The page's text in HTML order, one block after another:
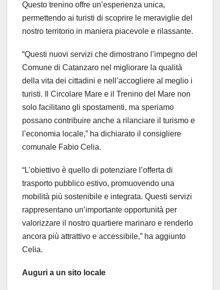
Questo trenino offre un’esperienza unica,
permettendo ai turisti di scoprire le meraviglie del
nostro territorio in maniera piacevole e rilassante.
“Questi nuovi servizi che dimostrano l’impegno del
Comune di Catanzaro nel migliorare la qualità
della vita dei cittadini e nell’accogliere al meglio i
turisti. Il Circolare Mare e il Trenino del Mare non
solo facilitano gli spostamenti, ma speriamo
possano contribuire anche a rilanciare il turismo e
l’economia locale,” ha dichiarato il consigliere
comunale Fabio Celia.
“L’obiettivo è quello di potenziare l’offerta di
trasporto pubblico estivo, promuovendo una
mobilità più sostenibile e integrata. Questi servizi
rappresentano un’importante opportunità per
valorizzare il nostro quartiere marinaro e renderlo
ancora più attrattivo e accessibile,” ha aggiunto
Celia.
Auguri a un sito locale